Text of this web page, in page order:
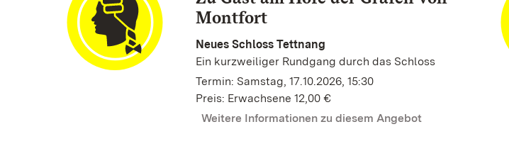
Montfort
Neues Schloss Tettnang
Ein kurzweiliger Rundgang durch das Schloss
Termin: Samstag, 17.10.2026, 15:30
Preis: Erwachsene 12,00 €
Weitere Informationen zu diesem Angebot